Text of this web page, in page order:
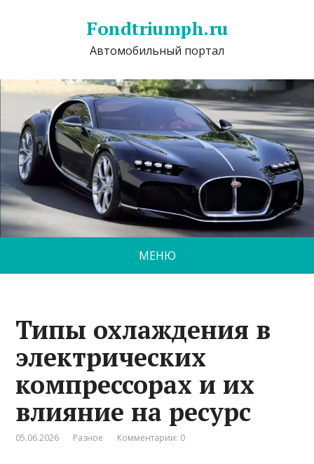
Fondtriumph.ru
Автомобильный портал
МЕНЮ
Типы охлаждения в
электрических
компрессорах и их
влияние на ресурс
05.06.2026 Разное Комментарии: 0